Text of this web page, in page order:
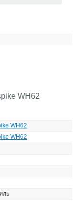
WH62
WH62
WH62